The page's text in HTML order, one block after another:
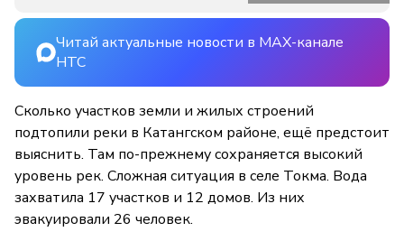
Читай актуальные новости в MAX-канале
НТС
Сколько участков земли и жилых строений
подтопили реки в Катангском районе, ещё предстоит
выяснить. Там по-прежнему сохраняется высокий
уровень рек. Сложная ситуация в селе Токма. Вода
захватила 17 участков и 12 домов. Из них
эвакуировали 26 человек.